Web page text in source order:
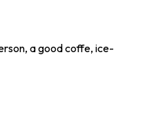
a good coffe, ice-